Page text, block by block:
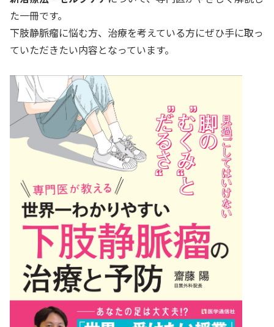
た一冊です。
下肢静脈瘤に悩む方、治療を考えている方にぜひ手に取っ
ていただきたい内容となっています。